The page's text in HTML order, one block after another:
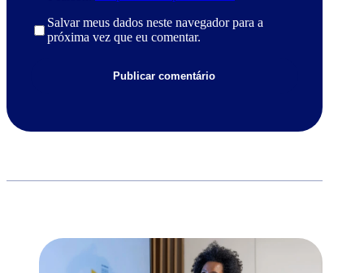
Salvar meus dados neste navegador para a
próxima vez que eu comentar.